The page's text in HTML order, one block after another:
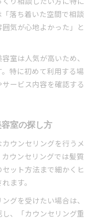
落ち着いた空間で相談
気が心地よかった」と
室は人気が高いため、
特に初めて利用する場
ービス内容を確認する
室の探し方
ウンセリングを行うメ
ウンセリングでは髪質
ット方法まで細かくヒ
ます。
グを受けたい場合は、
、「カウンセリング重